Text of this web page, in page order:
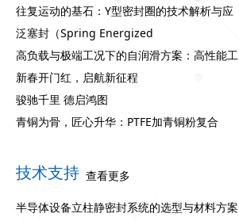
往复运动的基石：Y型密封圈的技术解析与应
泛塞封（Spring Energized
高负载与极端工况下的自润滑方案：高性能工
新春开门红，启航新征程
骏驰千里 德启鸿图
青铜为骨，匠心升华：PTFE加青铜粉复合
技术支持 查看更多
半导体设备立柱静密封系统的选型与材料方案